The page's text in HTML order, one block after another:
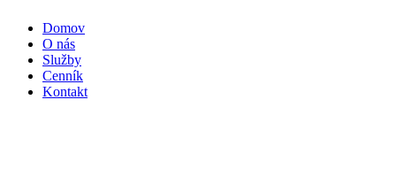
Domov
O nás
Služby
Cenník
Kontakt